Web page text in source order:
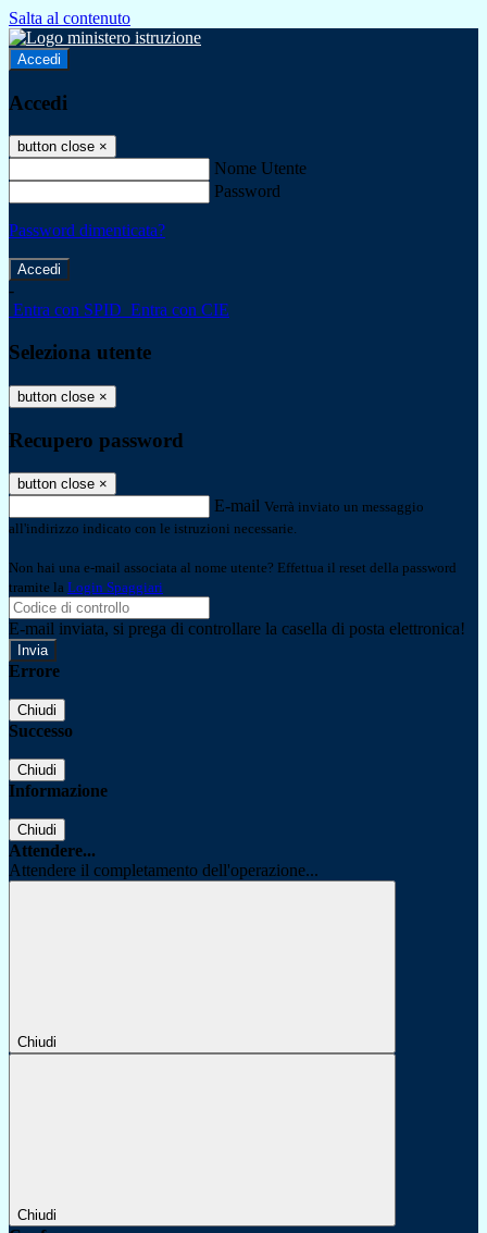
Salta al contenuto
Accedi
Accedi
button close ×
Nome Utente
Password
Password dimenticata?
-
Entra con SPID Entra con CIE
Seleziona utente
button close ×
Recupero password
button close ×
E-mail Verrà inviato un messaggio
all'indirizzo indicato con le istruzioni necessarie.
Non hai una e-mail associata al nome utente? Effettua il reset della password
tramite la Login Spaggiari
E-mail inviata, si prega di controllare la casella di posta elettronica!
Errore
Chiudi
Successo
Chiudi
Informazione
Chiudi
Attendere...
Attendere il completamento dell'operazione...
Chiudi
Chiudi